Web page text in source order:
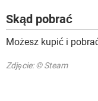
Skąd pobrać
Możesz kupić i
Zdjęcie: © Steam